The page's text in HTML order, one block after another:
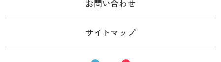
お問い合わせ
サイトマップ